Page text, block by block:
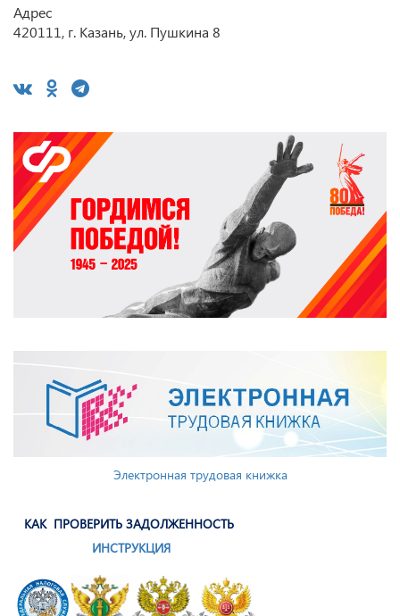
Адрес
420111, г. Казань, ул. Пушкина 8
Электронная трудовая книжка
КАК ПРОВЕРИТЬ ЗАДОЛЖЕННОСТЬ
ИНСТРУКЦИЯ